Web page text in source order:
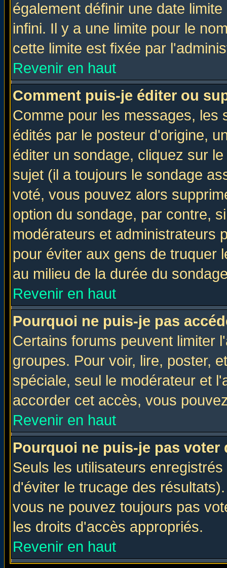
également définir une date
infini. Il y a une limite pour le
cette limite est fixée par
Revenir en haut
Comment puis-je éditer ou
Comme pour les messages, les
édités par le posteur d'origine,
éditer un sondage, cliquez sur
sujet (il a toujours le sondage
voté, vous pouvez alors
option du sondage, par contre,
modérateurs et administrateurs
pour éviter aux gens de truquer
au milieu de la durée du
Revenir en haut
Pourquoi ne puis-je pas
Certains forums peuvent limiter
groupes. Pour voir, lire, poster,
spéciale, seul le modérateur et
accorder cet accès, vous
Revenir en haut
Pourquoi ne puis-je pas voter
Seuls les utilisateurs
d'éviter le trucage des
vous ne pouvez toujours pas
les droits d'accès appropriés.
Revenir en haut